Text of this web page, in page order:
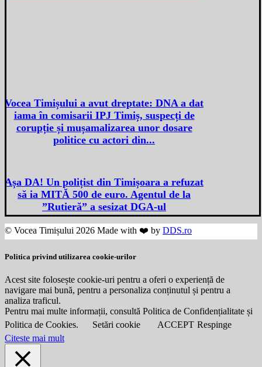
Vocea Timișului a avut dreptate: DNA a dat
iama în comisarii IPJ Timiș, suspecți de
corupție și mușamalizarea unor dosare
politice cu actori din...
Așa DA! Un polițist din Timișoara a refuzat
să ia MITĂ 500 de euro. Agentul de la
”Rutieră” a sesizat DGA-ul
© Vocea Timișului 2026 Made with ❤️ by DDS.ro
Politica privind utilizarea cookie-urilor
Acest site folosește cookie-uri pentru a oferi o experiență de
navigare mai bună, pentru a personaliza conținutul și pentru a
analiza traficul.
Pentru mai multe informații, consultă Politica de Confidențialitate și
Politica de Cookies.
Setări cookie ACCEPT Respinge
Citeste mai mult